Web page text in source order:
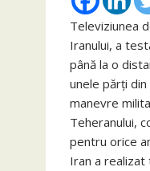
Televiziunea
Iranului, a
până la o
unele părţi
manevre
Teheranului,
pentru orice
Iran a realizat